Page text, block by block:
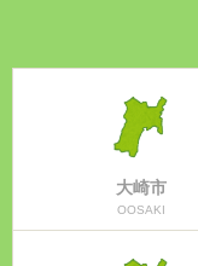
大崎市
OOSAKI